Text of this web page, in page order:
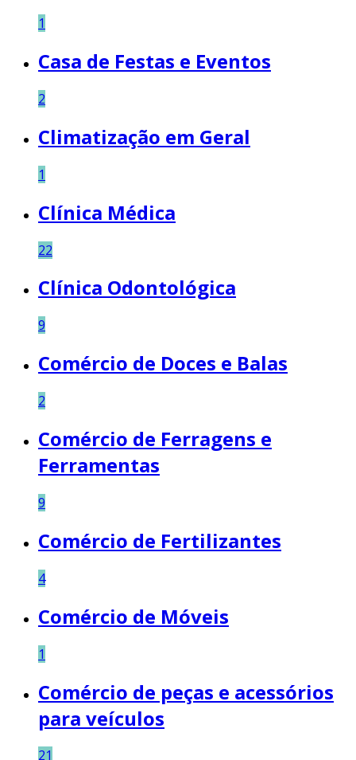
1
Casa de Festas e Eventos
2
Climatização em Geral
1
Clínica Médica
22
Clínica Odontológica
9
Comércio de Doces e Balas
2
Comércio de Ferragens e
Ferramentas
9
Comércio de Fertilizantes
4
Comércio de Móveis
1
Comércio de peças e acessórios
para veículos
21